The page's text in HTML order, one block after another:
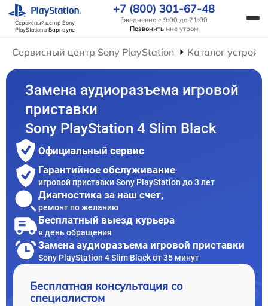
Сервисный центр Sony
PlayStationв Барнауле
+7 (800) 301-67-48
Ежедневно с 9:00 до 21:00
Позвонить мне утром
Сервисный центр Sony PlayStation Каталог
Замена аудиоразъема игровой
приставки
Sony PlayStation 4 Slim Black
Официальный сервис
Гарантийное обслуживание
игровой приставки Sony PlayStation до 3 лет
Диагностика за наш счет,
ремонт по желанию
Бесплатный выезд курьера
в день обращения
Замена аудиоразъема игровой приставки
Sony PlayStation 4 Slim Black от 35 минут
Бесплатная консультация со
специалистом